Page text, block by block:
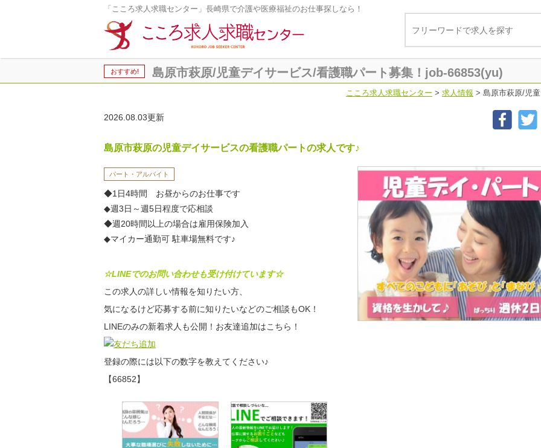
「こころ求人求職センター」長崎県で介護や医療福祉のお仕事探しなら！
おすすめ! 島原市萩原/児童デイサービス/看護職パート募集！job-66853(yu)
こころ求人求職センター > 求人情報 > 島原市萩原/児
2026.08.03更新
島原市萩原の児童デイサービスの看護職パートの求人です♪
パート・アルバイト
◆1日4時間 お昼からのお仕事です
◆週3日～週5日程度で応相談
◆週20時間以上の場合は雇用保険加入
◆マイカー通勤可 駐車場無料です♪
☆LINEでのお問い合わせも受け付けています☆
この求人の詳しい情報を知りたい方、
気になるけど応募する前に知りたいなどのご相談もOK！
LINEのみの新着求人も公開！お友達追加はこちら！
登録の際には以下の数字を教えてください♪
【66852】